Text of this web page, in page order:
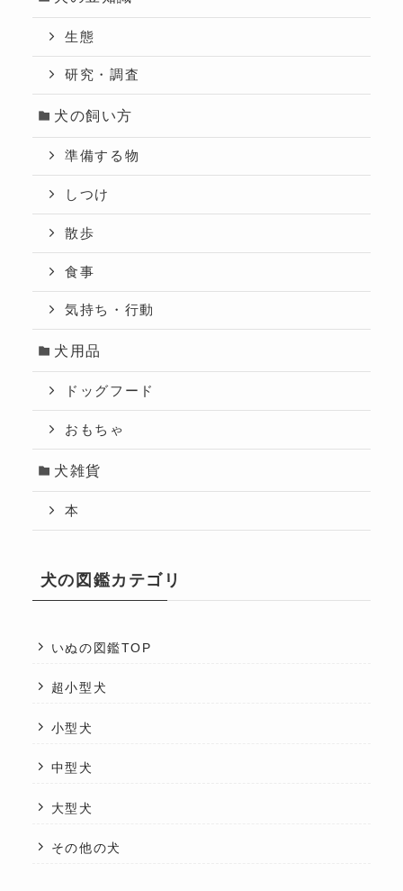
生態
研究・調査
犬の飼い方
準備する物
しつけ
散歩
食事
気持ち・行動
犬用品
ドッグフード
おもちゃ
犬雑貨
本
犬の図鑑カテゴリ
いぬの図鑑TOP
超小型犬
小型犬
中型犬
大型犬
その他の犬